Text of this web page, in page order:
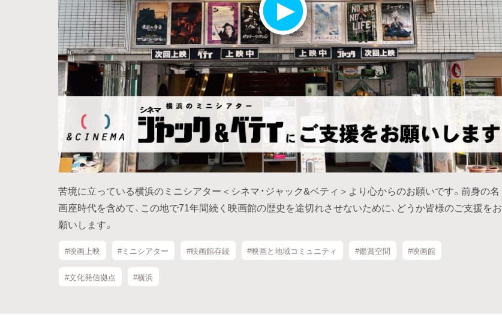
苦境に立っている横浜のミニシアター＜シネマ・ジャック&ベティ＞より心からのお願いです。前身の名
画座時代を含めて、この地で71年間続く映画館の歴史を途切れさせないために、どうか皆様のご支援をお
願いします。
#映画上映 #ミニシアター #映画館存続 #映画と地域コミュニティ #鑑賞空間 #映画館
#文化発信拠点 #横浜